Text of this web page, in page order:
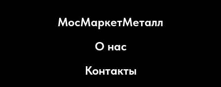
МосМаркетМеталл
О нас
Контакты